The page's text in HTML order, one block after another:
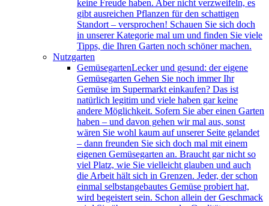
keine Freude haben. Aber nicht verzweifeln, es
gibt ausreichen Pflanzen für den schattigen
Standort – versprochen! Schauen Sie sich doch
in unserer Kategorie mal um und finden Sie viele
Tipps, die Ihren Garten noch schöner machen.
Nutzgarten
GemüsegartenLecker und gesund: der eigene
Gemüsegarten Gehen Sie noch immer Ihr
Gemüse im Supermarkt einkaufen? Das ist
natürlich legitim und viele haben gar keine
andere Möglichkeit. Sofern Sie aber einen Garten
haben – und davon gehen wir mal aus, sonst
wären Sie wohl kaum auf unserer Seite gelandet
– dann freunden Sie sich doch mal mit einem
eigenen Gemüsegarten an. Braucht gar nicht so
viel Platz, wie Sie vielleicht glauben und auch
die Arbeit hält sich in Grenzen. Jeder, der schon
einmal selbstangebautes Gemüse probiert hat,
wird begeistert sein. Schon allein der Geschmack